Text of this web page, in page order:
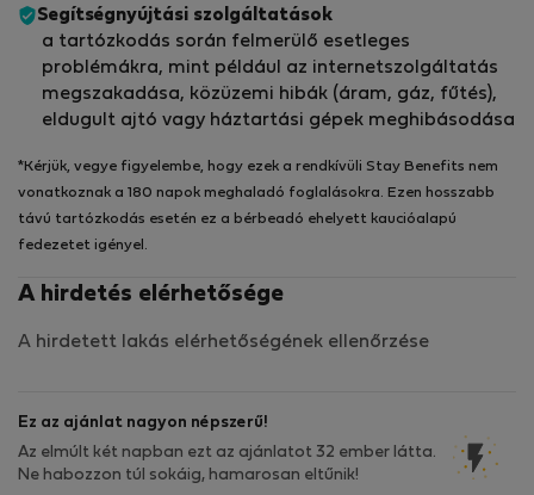
Segítségnyújtási szolgáltatások
a tartózkodás során felmerülő esetleges
problémákra, mint például az internetszolgáltatás
megszakadása, közüzemi hibák (áram, gáz, fűtés),
eldugult ajtó vagy háztartási gépek meghibásodása
*Kérjük, vegye figyelembe, hogy ezek a rendkívüli Stay Benefits nem
vonatkoznak a 180 napok meghaladó foglalásokra. Ezen hosszabb
távú tartózkodás esetén ez a bérbeadó ehelyett kaucióalapú
fedezetet igényel.
A hirdetés elérhetősége
A hirdetett lakás elérhetőségének ellenőrzése
Ez az ajánlat nagyon népszerű!
Az elmúlt két napban ezt az ajánlatot 32 ember látta.
Ne habozzon túl sokáig, hamarosan eltűnik!